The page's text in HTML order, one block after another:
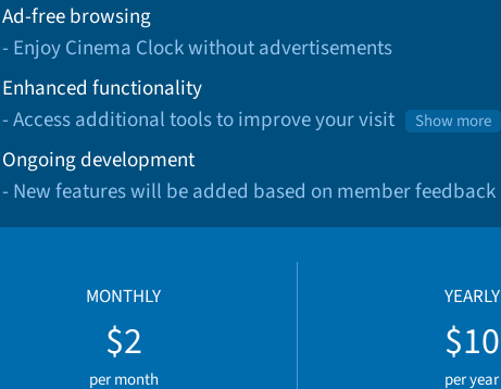
Ad-free browsing
- Enjoy Cinema Clock without advertisements
Enhanced functionality
- Access additional tools to improve your visit
Show more
Ongoing development
- New features will be added based on member feedback
MONTHLY
$2
per month
YEARLY
$10
per year